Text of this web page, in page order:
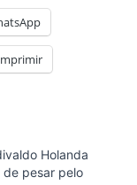
Holanda
de pesar pelo